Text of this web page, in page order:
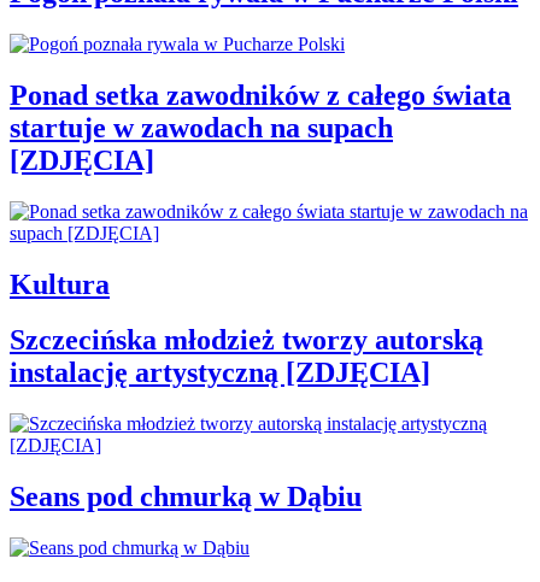
Ponad setka zawodników z całego świata
startuje w zawodach na supach
[ZDJĘCIA]
Kultura
Szczecińska młodzież tworzy autorską
instalację artystyczną [ZDJĘCIA]
Seans pod chmurką w Dąbiu